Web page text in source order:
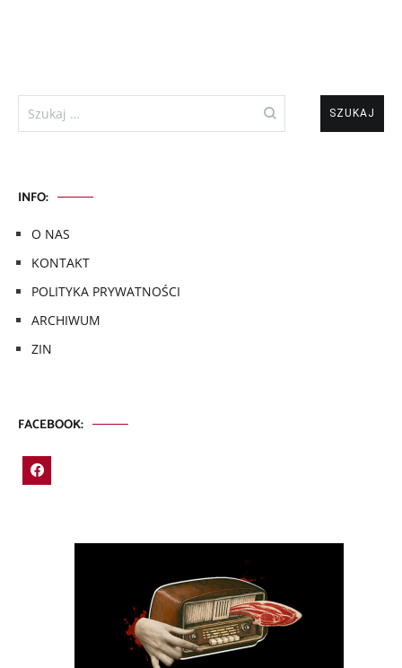
Szukaj:
INFO:
O NAS
KONTAKT
POLITYKA PRYWATNOŚCI
ARCHIWUM
ZIN
FACEBOOK: